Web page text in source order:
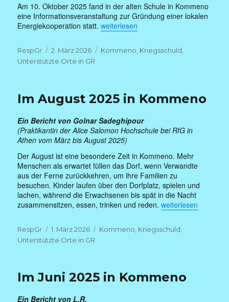
Am 10. Oktober 2025 fand in der alten Schule in Kommeno
eine Informationsveranstaltung zur Gründung einer lokalen
Energiekooperation statt.„Im Oktober 2025 in Kommeno“
weiterlesen
Autor
RespGr
Veröffentlicht
am
2. März 2026 Kategorien
Kommeno Kriegsschuld
Unterstützte Orte in GR
Im August 2025 in Kommeno
Ein Bericht von Golnar Sadeghipour
(Praktikantin der Alice Salomon Hochschule bei RfG in
Athen vom März bis August 2025)
Der August ist eine besondere Zeit in Kommeno. Mehr
Menschen als erwartet füllen das Dorf, wenn Verwandte
aus der Ferne zurückkehren, um ihre Familien zu
besuchen. Kinder laufen über den Dorfplatz, spielen und
lachen, während die Erwachsenen bis spät in die Nacht
zusammensitzen, essen, trinken und reden.„Im August 2025 in
weiterlesen
Autor
RespGr
Veröffentlicht
am
1. März 2026 Kategorien
Kommeno Kriegsschuld
Unterstützte Orte in GR
Im Juni 2025 in Kommeno
Ein Bericht von L.R.